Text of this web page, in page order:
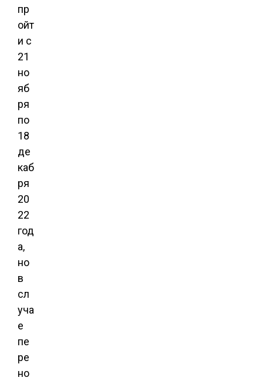
пр
ойт
и с
21
но
яб
ря
по
18
де
каб
ря
20
22
год
а,
но
в
сл
уча
е
пе
ре
но